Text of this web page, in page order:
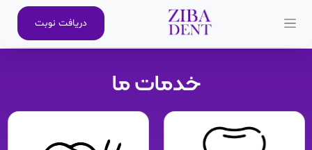
دریافت نوبت
خدمات ما